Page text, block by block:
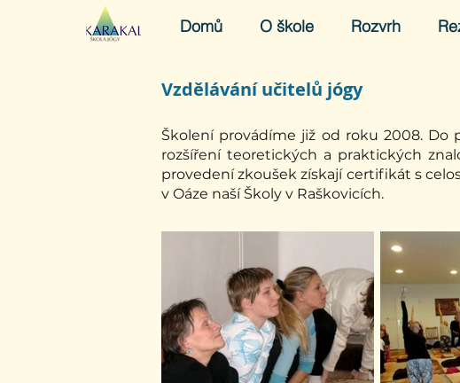
Domů O škole Rozvrh
Vzdělávání učitelů jógy
Školení provádíme již od roku 2008. Do
rozšíření teoretických a praktických
provedení zkoušek získají certifikát s
v Oáze naší Školy v Raškovicích.